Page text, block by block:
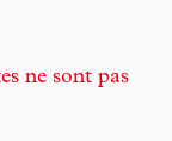
ne sont pas